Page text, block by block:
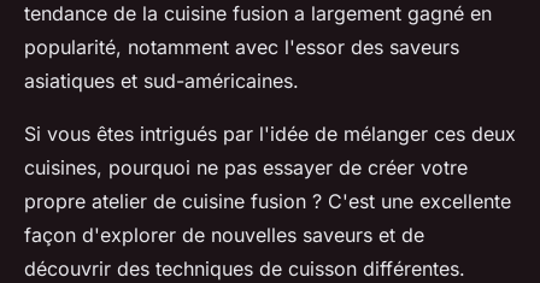
tendance de la cuisine fusion a largement gagné en
popularité, notamment avec l'essor des saveurs
asiatiques et sud-américaines.
Si vous êtes intrigués par l'idée de mélanger ces deux
cuisines, pourquoi ne pas essayer de créer votre
propre atelier de cuisine fusion ? C'est une excellente
façon d'explorer de nouvelles saveurs et de
découvrir des techniques de cuisson différentes.